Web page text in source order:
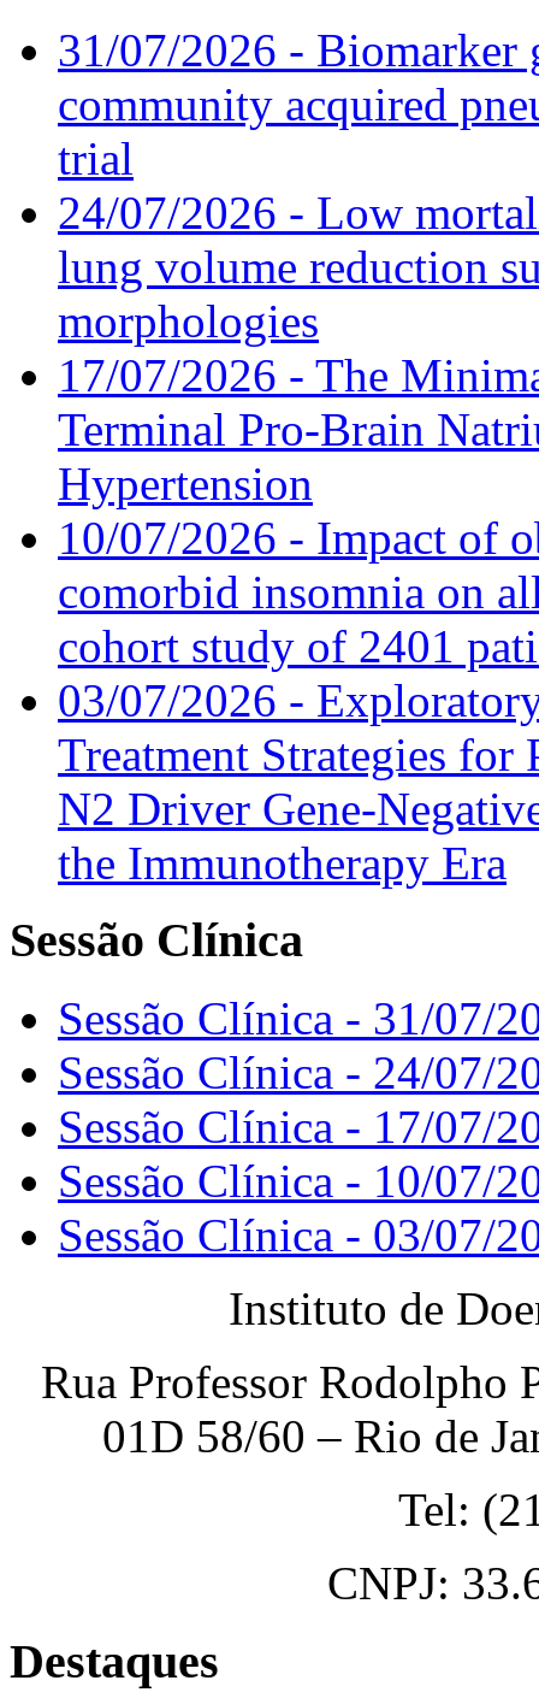
31/07/2026 - Biomarker
community acquired
trial
24/07/2026 - Low
lung volume reduction
morphologies
17/07/2026 - The
Terminal Pro-Brain
Hypertension
10/07/2026 - Impact of
comorbid insomnia on
cohort study of 2401
03/07/2026 -
Treatment Strategies for
N2 Driver Gene-
the Immunotherapy Era
Sessão Clínica
Sessão Clínica - 31/07/
Sessão Clínica - 24/07/
Sessão Clínica - 17/07/
Sessão Clínica - 10/07/
Sessão Clínica - 03/07/
Instituto de
Rua Professor Rodolpho
01D 58/60 – Rio de
Tel:
CNPJ:
Destaques